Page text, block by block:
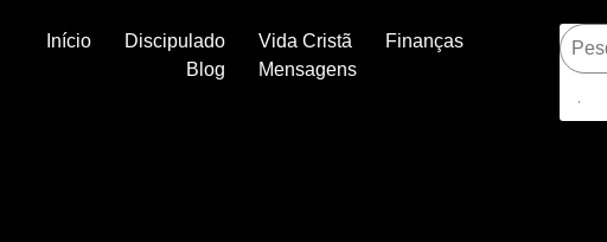
Início Discipulado Vida Cristã
Finanças
Blog
Mensagens